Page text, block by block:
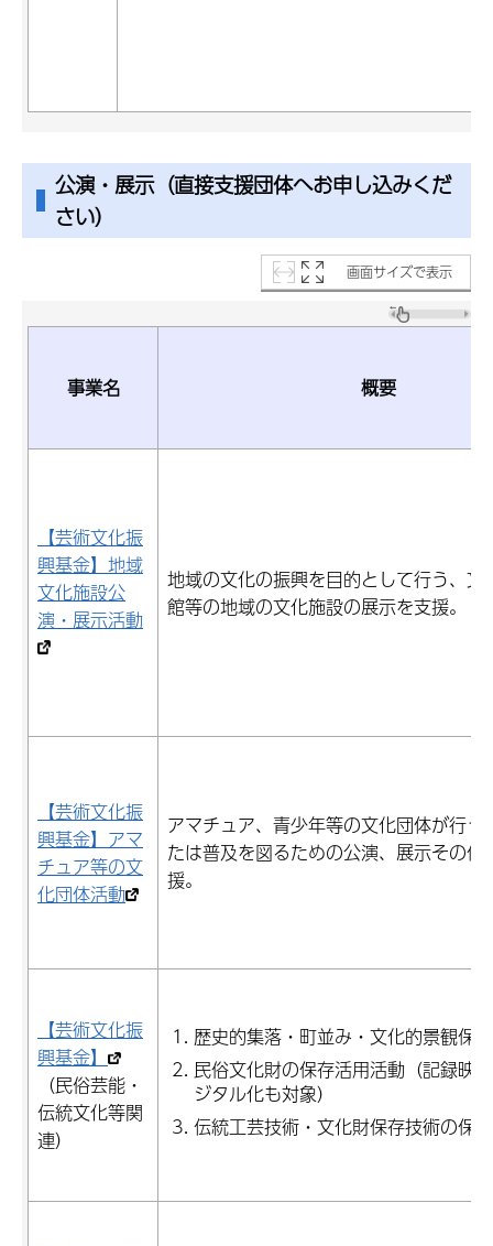
公演・展示（直接支援団体へお申し込みくだ
さい）
画面サイズで表示
事業名 概要
【芸術文化振
興基金】地域
文化施設公
演・展示活動
地域の文化の振興を目的として行う、文
館等の地域の文化施設の展示を支援。
【芸術文化振
興基金】アマ
チュア等の文
化団体活動
アマチュア、青少年等の文化団体が行う
たは普及を図るための公演、展示その他
援。
【芸術文化振
興基金】
（民俗芸能・
伝統文化等関
連）
歴史的集落・町並み・文化的景観保
民俗文化財の保存活用活動（記録映
ジタル化も対象）
伝統工芸技術・文化財保存技術の保